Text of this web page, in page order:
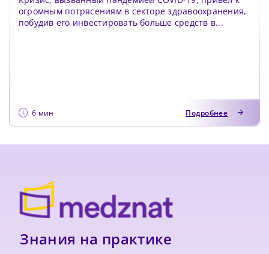
огромным потрясениям в секторе здравоохранения,
побудив его инвестировать больше средств в...
6 мин Подробнее
Знания на практике